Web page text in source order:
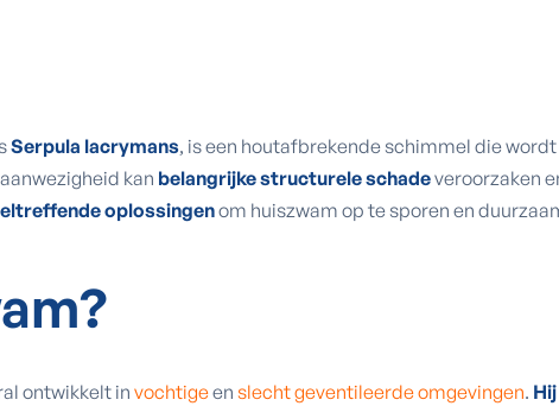
Serpula lacrymans, is een houtafbrekende schimmel die
kan belangrijke structurele schadeveroorzaken
oplossingenom huiszwam op te sporen en
ontwikkelt in vochtigeen slecht geventileerde omgevingen.